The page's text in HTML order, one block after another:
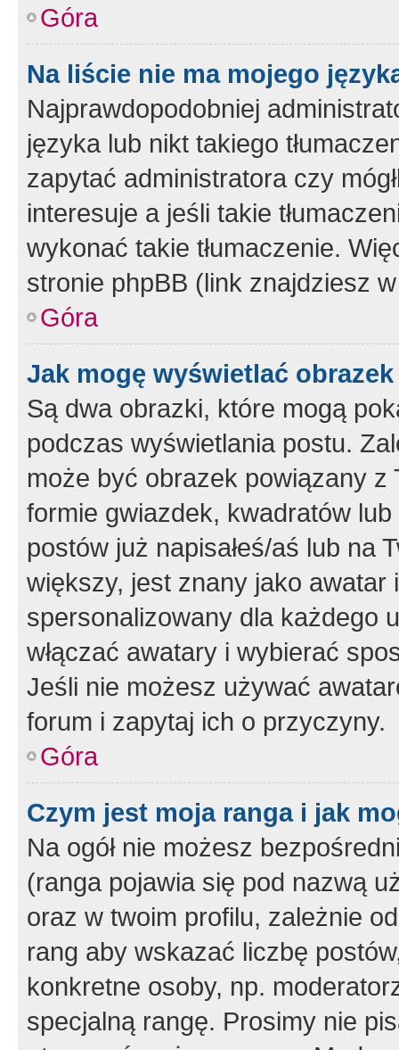
Góra
Na liście nie ma mojego
Najprawdopodobniej
języka lub nikt takiego
zapytać administratora czy
interesuje a jeśli takie
wykonać takie tłumaczenie.
stronie phpBB (link znajdziesz
Góra
Jak mogę wyświetlać
Są dwa obrazki, które mogą
podczas wyświetlania postu.
może być obrazek powiązany z
formie gwiazdek, kwadratów
postów już napisałeś/aś lub na
większy, jest znany jako
spersonalizowany dla każdego
włączać awatary i wybierać
Jeśli nie możesz używać
forum i zapytaj ich o przyczyny.
Góra
Czym jest moja ranga i jak
Na ogół nie możesz
(ranga pojawia się pod nazwą
oraz w twoim profilu, zależnie
rang aby wskazać liczbę
konkretne osoby, np.
specjalną rangę. Prosimy nie